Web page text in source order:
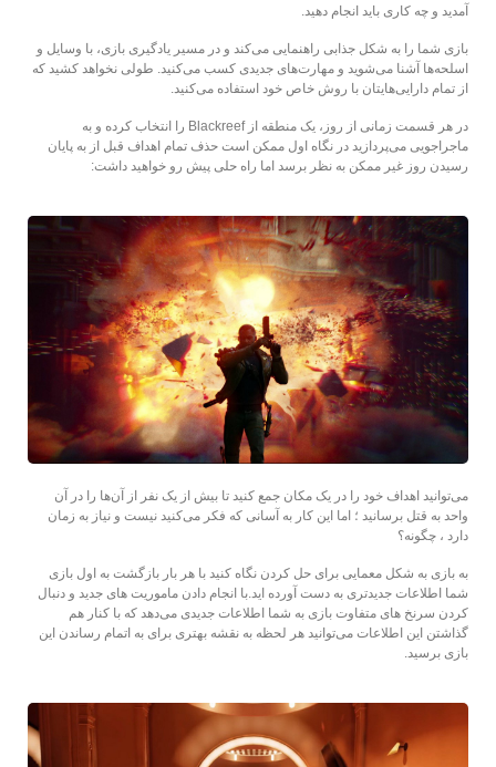
آمدید و چه کاری باید انجام دهید.
بازی شما را به شکل جذابی راهنمایی می‌کند و در مسیر یادگیری بازی، با وسایل و
اسلحه‌ها آشنا می‌شوید و مهارت‌های جدیدی کسب می‌کنید. طولی نخواهد کشید که
از تمام دارایی‌هایتان با روش خاص خود استفاده می‌کنید.
در هر قسمت زمانی از روز، یک منطقه از Blackreef را انتخاب کرده و به
ماجراجویی می‌پردازید در نگاه اول ممکن است حذف تمام اهداف قبل از به پایان
رسیدن روز غیر ممکن به نظر برسد اما راه حلی پیش رو خواهید داشت:
می‌توانید اهداف خود را در یک مکان جمع کنید تا بیش از یک نفر از آن‌ها را در آن
واحد به قتل برسانید ؛ اما این کار به آسانی که فکر می‌کنید نیست و نیاز به زمان
دارد ، چگونه؟
به بازی به شکل معمایی برای حل کردن نگاه کنید با هر بار بازگشت به اول بازی
شما اطلاعات جدیدتری به دست آورده اید.با انجام دادن ماموریت های جدید و دنبال
کردن سرنخ های متفاوت بازی به شما اطلاعات جدیدی می‌دهد که با کنار هم
گذاشتن این اطلاعات می‌توانید هر لحظه به نقشه بهتری برای به اتمام رساندن این
بازی برسید.